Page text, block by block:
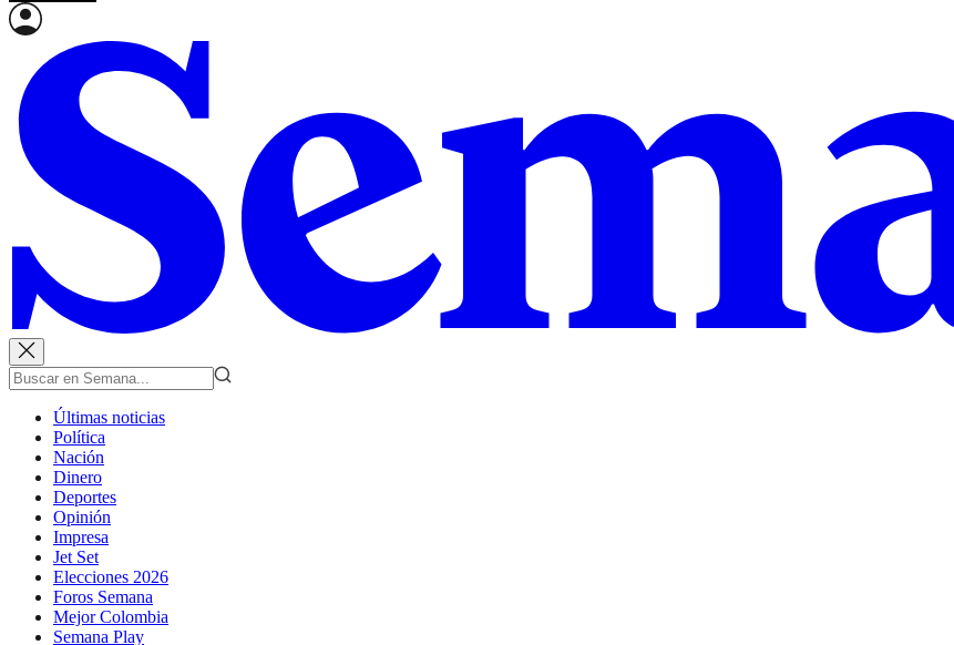
Últimas noticias
Política
Nación
Dinero
Deportes
Opinión
Impresa
Jet Set
Elecciones 2026
Foros Semana
Mejor Colombia
Semana Play